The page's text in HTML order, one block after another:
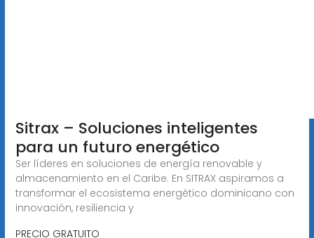
Sitrax – Soluciones inteligentes
para un futuro energético
Ser líderes en soluciones de energía renovable y
almacenamiento en el Caribe. En SITRAX aspiramos a
transformar el ecosistema energético dominicano con
innovación, resiliencia y
PRECIO GRATUITO